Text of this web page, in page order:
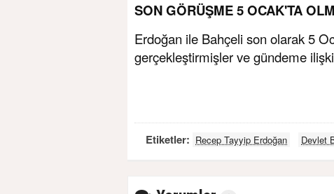
SON GÖRÜŞME 5 OCAK'TA
Erdoğan ile Bahçeli son olarak 5
gerçekleştirmişler ve gündeme
Etiketler: Recep Tayyip Erdoğan Devlet